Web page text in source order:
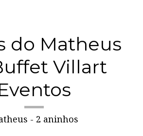
do Matheus
Villart
- 2 aninhos